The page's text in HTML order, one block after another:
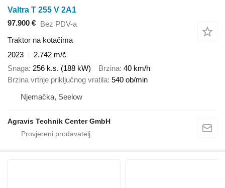
Valtra T 255 V 2A1
97.900 € Bez PDV-a
Traktor na kotačima
2023
2.742 m/č
Snaga 256 k.s. (188 kW) Brzina 40 km/h
Brzina vrtnje priključnog vratila 540 ob/min
Njemačka, Seelow
Agravis Technik Center GmbH